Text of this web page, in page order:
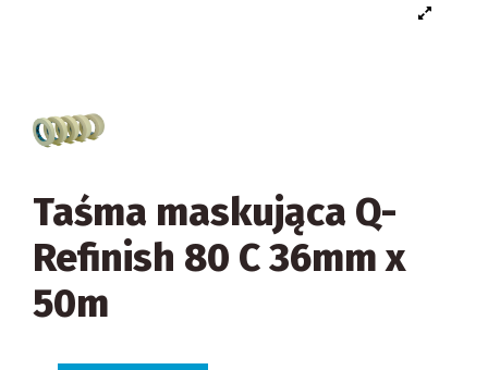
Taśma maskująca Q-
Refinish 80 C 36mm x
50m